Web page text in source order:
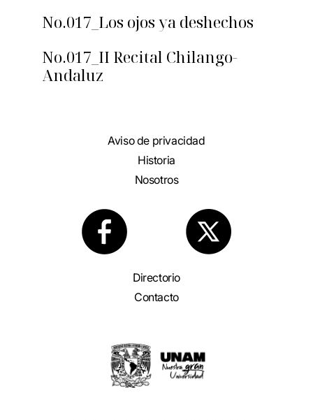
No.017_Los ojos ya deshechos
No.017_II Recital Chilango-
Andaluz
Aviso de privacidad
Historia
Nosotros
Directorio
Contacto